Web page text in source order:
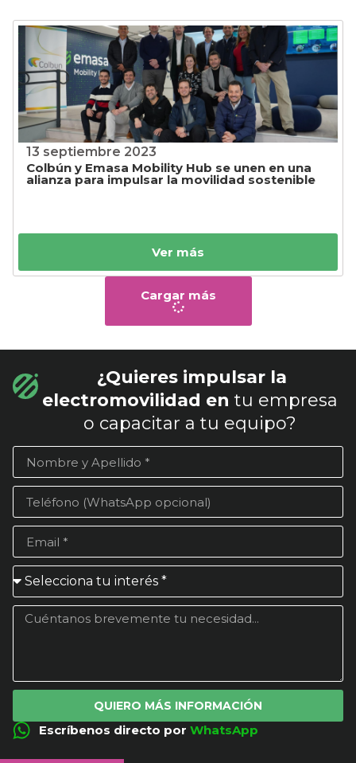
13 septiembre 2023
Colbún y Emasa Mobility Hub se unen en una
alianza para impulsar la movilidad sostenible
Ver más
Cargar más
¿Quieres impulsar la
electromovilidad en tu empresa
o capacitar a tu equipo?
QUIERO MÁS INFORMACIÓN
Escríbenos directo por WhatsApp